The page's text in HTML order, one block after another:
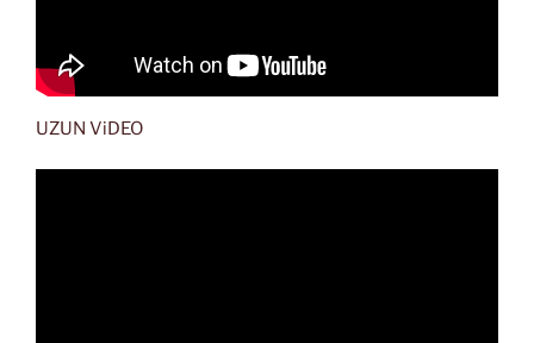
UZUN ViDEO